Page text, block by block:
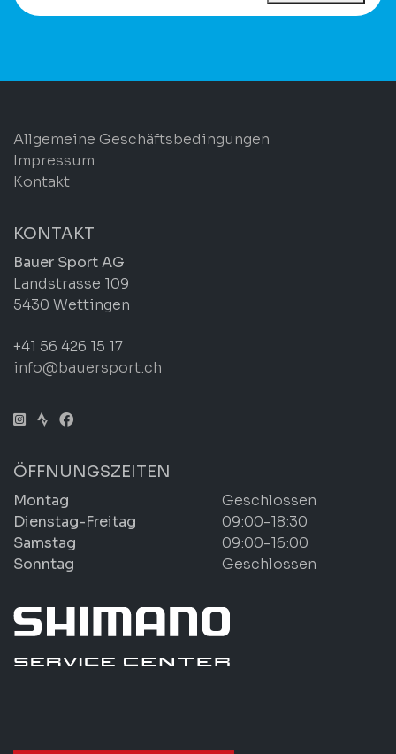
Allgemeine Geschäftsbedingungen
Impressum
Kontakt
KONTAKT
Bauer Sport AG
Landstrasse 109
5430 Wettingen
+41 56 426 15 17
info@bauersport.ch
ÖFFNUNGSZEITEN
Montag
Geschlossen
Dienstag-Freitag
09:00-18:30
Samstag
09:00-16:00
Sonntag
Geschlossen